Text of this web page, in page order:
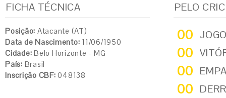
FICHA TÉCNICA
Posição: Atacante (AT)
Data de Nascimento: 11/06/1950
Cidade: Belo Horizonte - MG
País: Brasil
Inscrição CBF: 048138
PELO
00
00
00
00